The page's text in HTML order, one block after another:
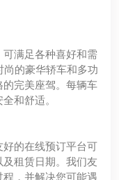
满足各种喜好和需
尚的豪华轿车和多功
完美座驾。每辆车
和舒适。
的在线预订平台可
租赁日期。我们友
，并解决您可能遇